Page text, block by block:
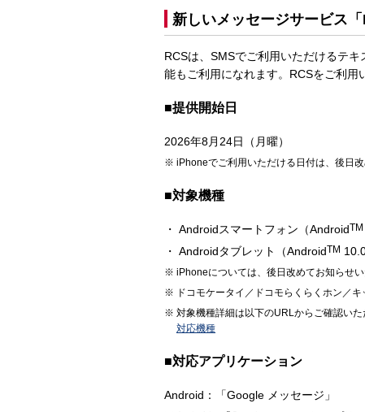
新しいメッセージサービス
RCSは、SMSでご利用いただけるテ
能もご利用になれます。RCSをご利用
■提供開始日
2026年8月24日（月曜）
iPhoneでご利用いただける日付は、後日改
■対象機種
Androidスマートフォン（AndroidTM
Androidタブレット（AndroidTM
iPhoneについては、後日改めてお知らせい
ドコモケータイ／ドコモらくらくホン／
対象機種詳細は以下のURLからご確認いた
対応機種
■対応アプリケーション
Android：「Google メッセージ」